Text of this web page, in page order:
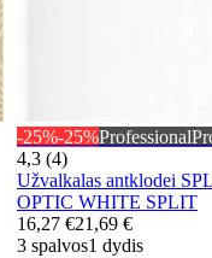
-25%-25%Professional
4,3 (4)
Užvalkalas antklodei
OPTIC WHITE SPLIT
16,27 €21,69 €
3 spalvos1 dydis